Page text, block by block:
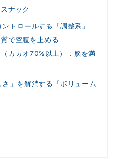
ナック
トロールする「調整系」
で空腹を止める
カカオ70%以上）：脳を満
」を解消する「ボリューム